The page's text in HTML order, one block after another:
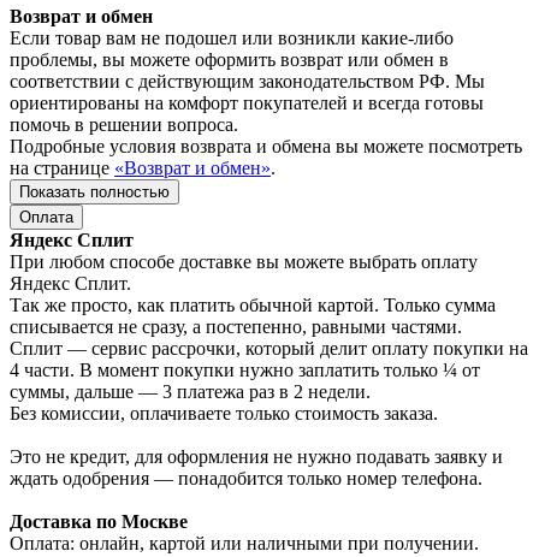
Возврат и обмен
Если товар вам не подошел или возникли какие-либо
проблемы, вы можете оформить возврат или обмен в
соответствии с действующим законодательством РФ. Мы
ориентированы на комфорт покупателей и всегда готовы
помочь в решении вопроса.
Подробные условия возврата и обмена вы можете посмотреть
на странице «Возврат и обмен».
Показать полностью
Оплата
Яндекс Сплит
При любом способе доставке вы можете выбрать оплату
Яндекс Сплит.
Так же просто, как платить обычной картой. Только сумма
списывается не сразу, а постепенно, равными частями.
Сплит — сервис рассрочки, который делит оплату покупки на
4 части. В момент покупки нужно заплатить только ¼ от
суммы, дальше — 3 платежа раз в 2 недели.
Без комиссии, оплачиваете только стоимость заказа.
Это не кредит, для оформления не нужно подавать заявку и
ждать одобрения — понадобится только номер телефона.
Доставка по Москве
Оплата: онлайн, картой или наличными при получении.